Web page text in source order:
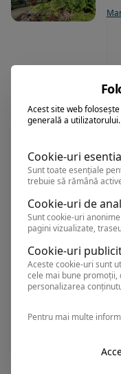
Acest site web
generală a utilizatorului.
Cookie-uri
Sunt toate esențiale
trebuie să rămână
Cookie-uri de
Sunt cookie-uri
pagini vizualizate,
Cookie-uri
Aceste cookie-uri sunt
cele mai bune promoții,
personalizarea
Pentru mai multe